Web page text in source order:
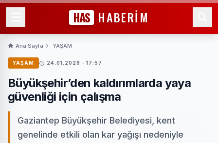
HAS HABERİM
Ana Sayfa YAŞAM
YAŞAM 24.01.2026 - 17:57
Büyükşehir’den kaldırımlarda yaya
güvenliği için çalışma
Gaziantep Büyükşehir Belediyesi, kent
genelinde etkili olan kar yağışı nedeniyle